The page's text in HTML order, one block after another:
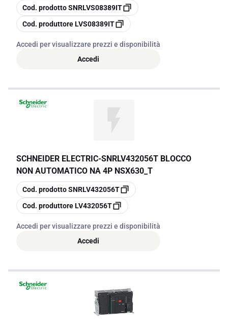
copia
Cod. prodottoSNRLVS08389IT
copia
Cod. produttoreLVS08389IT
Accedi per visualizzare prezzi e disponibilità
Accedi
SCHNEIDER ELECTRIC-SNRLV432056T BLOCCO
NON AUTOMATICO NA 4P NSX630_T
copia
Cod. prodottoSNRLV432056T
copia
Cod. produttoreLV432056T
Accedi per visualizzare prezzi e disponibilità
Accedi